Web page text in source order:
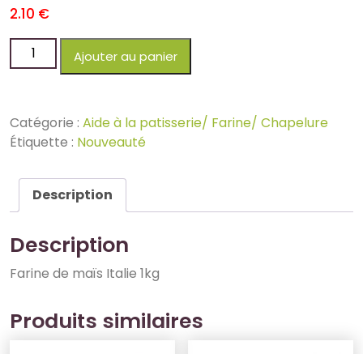
2.10 €
Ajouter au panier
Catégorie : Aide à la patisserie/ Farine/ Chapelure
Étiquette : Nouveauté
Description
Description
Farine de maïs Italie 1kg
Produits similaires